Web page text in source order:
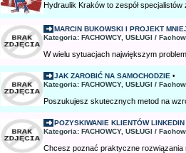
Hydraulik Kraków to zespół
MARCIN BUKOWSKI I PROJEKT
Kategoria: FACHOWCY, USŁUGI /
W wielu sytuacjach największym
JAK ZAROBIĆ NA SAMOCHODZIE •
Kategoria: FACHOWCY, USŁUGI /
Poszukujesz skutecznych metod na
POZYSKIWANIE KLIENTÓW
Kategoria: FACHOWCY, USŁUGI /
Chcesz poznać praktyczne rozwiązania